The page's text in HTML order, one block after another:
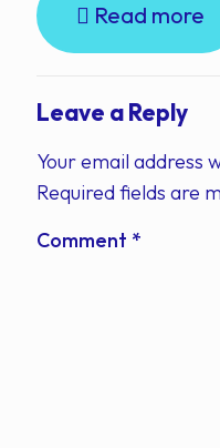
Read more
Leave a Reply
Your email address
Required fields are
Comment *